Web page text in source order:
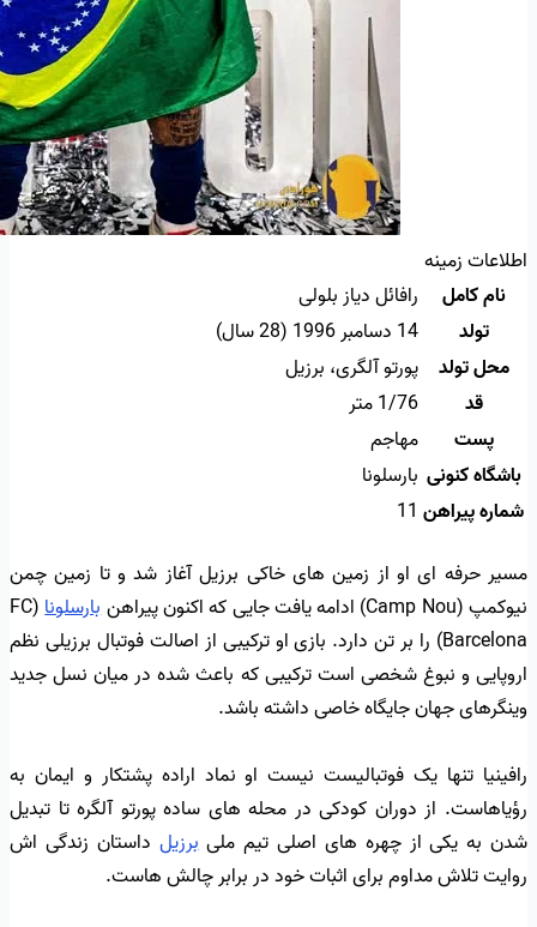
اطلاعات زمینه
نام کامل
رافائل دیاز بلولی
تولد
14 دسامبر 1996 ‏(28 سال)
محل تولد
پورتو آلگری، برزیل
قد
1/76 متر
پست
مهاجم
باشگاه کنونی بارسلونا
شماره پیراهن 11
مسیر حرفه ای او از زمین های خاکی برزیل آغاز شد و تا زمین چمن
نیوکمپ (Camp Nou) ادامه یافت جایی که اکنون پیراهن
بارسلونا (FC
Barcelona) را بر تن دارد. بازی او ترکیبی از اصالت فوتبال برزیلی نظم
اروپایی و نبوغ شخصی است ترکیبی که باعث شده در میان نسل جدید
وینگرهای جهان جایگاه خاصی داشته باشد.
رافینیا تنها یک فوتبالیست نیست او نماد اراده پشتکار و ایمان به
رؤیاهاست. از دوران کودکی در محله های ساده پورتو آلگره تا تبدیل
شدن به یکی از چهره های اصلی تیم ملیبرزیل داستان زندگی اش
روایت تلاش مداوم برای اثبات خود در برابر چالش هاست.